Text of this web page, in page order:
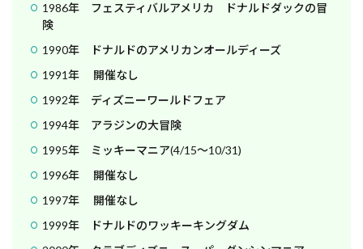
1986年 フェスティバルアメリカ ドナルドダックの冒
険
1990年 ドナルドのアメリカンオールディーズ
1991年 開催なし
1992年 ディズニーワールドフェア
1994年 アラジンの大冒険
1995年 ミッキーマニア(4/15～10/31)
1996年 開催なし
1997年 開催なし
1999年 ドナルドのワッキーキングダム